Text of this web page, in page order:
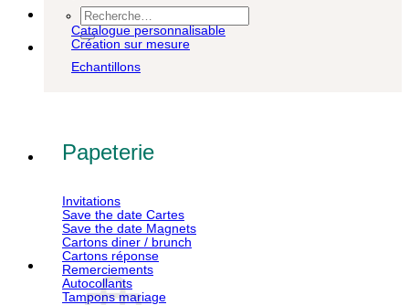
Recherche
pour :
Catalogue personnalisable
Création sur mesure
Echantillons
Papeterie
Invitations
Save the date Cartes
Save the date Magnets
Cartons diner / brunch
Cartons réponse
Remerciements
Autocollants
Tampons mariage